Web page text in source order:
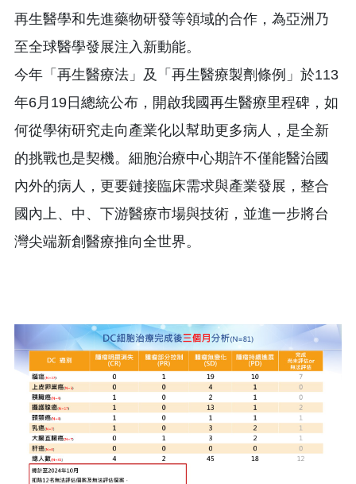
再生醫學和先進藥物研發等領域的合作，為亞洲乃
至全球醫學發展注入新動能。
今年「再生醫療法」及「再生醫療製劑條例」於113
年6月19日總統公布，開啟我國再生醫療里程碑，如
何從學術研究走向產業化以幫助更多病人，是全新
的挑戰也是契機。細胞治療中心期許不僅能醫治國
內外的病人，更要鏈接臨床需求與產業發展，整合
國內上、中、下游醫療市場與技術，並進一步將台
灣尖端新創醫療推向全世界。